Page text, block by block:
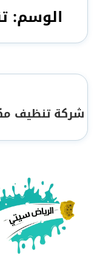
الوسم:
شركة تنظيف